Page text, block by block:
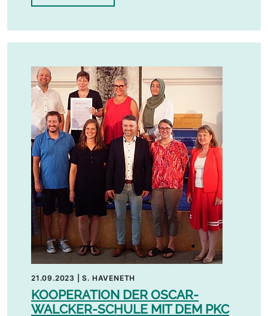
21.09.2023 |S. HAVENETH
KOOPERATION DER OSCAR-
WALCKER-SCHULE MIT DEM PKC